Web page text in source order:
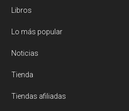
Libros
Lo más popular
Noticias
Tienda
Tiendas afiliadas